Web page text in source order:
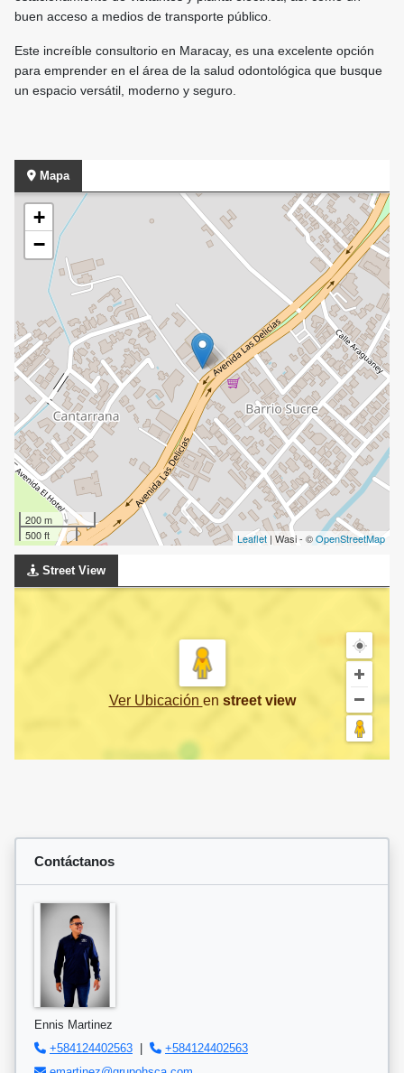
buen acceso a medios de transporte público.
Este increíble consultorio en Maracay, es una excelente opción
para emprender en el área de la salud odontológica que busque
un espacio versátil, moderno y seguro.
Mapa
+
−
200 m
500 ft
Leaflet | Wasi - ©OpenStreetMap
Street View
Ver Ubicación en street view
Contáctanos
Ennis Martinez
+584124402563
+584124402563